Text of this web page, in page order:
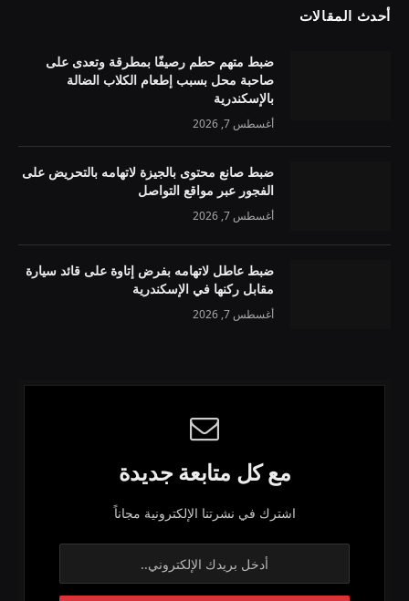
أحدث المقالات
ضبط متهم حطم رصيفًا بمطرقة وتعدى على
صاحبة محل بسبب إطعام الكلاب الضالة
بالإسكندرية
أغسطس 7, 2026
ضبط صانع محتوى بالجيزة لاتهامه بالتحريض على
الفجور عبر مواقع التواصل
أغسطس 7, 2026
ضبط عاطل لاتهامه بفرض إتاوة على قائد سيارة
مقابل ركنها في الإسكندرية
أغسطس 7, 2026
مع كل متابعة جديدة
اشترك في نشرتنا الإلكترونية مجاناً